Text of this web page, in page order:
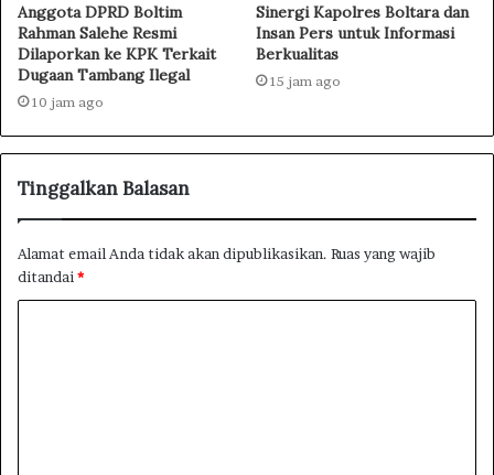
Anggota DPRD Boltim
Rahman Salehe Resmi
Dilaporkan ke KPK Terkait
Dugaan Tambang Ilegal
10 jam ago
Sinergi Kapolres Boltara dan
Insan Pers untuk Informasi
Berkualitas
15 jam ago
Tinggalkan Balasan
Alamat email Anda tidak akan dipublikasikan. Ruas yang wajib
ditandai *